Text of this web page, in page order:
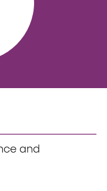
and